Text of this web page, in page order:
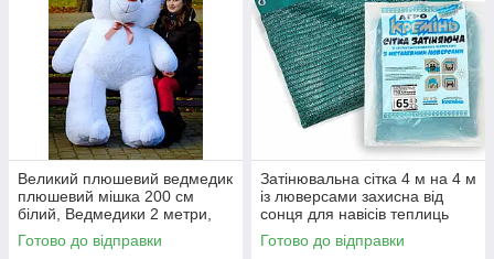
Великий плюшевий ведмедик
плюшевий мішка 200 см
білий, Ведмедики 2 метри,
подарунок для дівчини на
день народження
Готово до відправки
Затінювальна сітка 4 м на 4 м
із люверсами захисна від
сонця для навісів теплиць
рослин і авто
Готово до відправки